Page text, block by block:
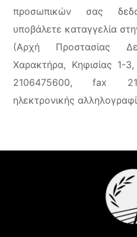
προσωπικών σας
υποβάλετε καταγγελία
(Αρχή Προστασίας
Χαρακτήρα, Κηφισίας 1-
2106475600, fax
ηλεκτρονικής